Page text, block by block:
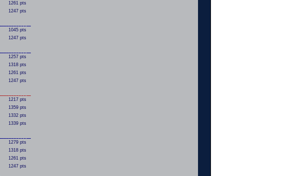
1261 pts
1247 pts
1045 pts
1247 pts
1257 pts
1318 pts
1261 pts
1247 pts
1217 pts
1359 pts
1332 pts
1339 pts
1279 pts
1318 pts
1261 pts
1247 pts